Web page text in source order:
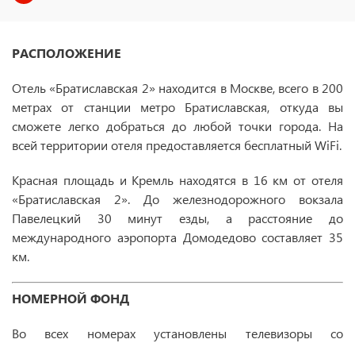
РАСПОЛОЖЕНИЕ
Отель «Братиславская 2» находится в Москве, всего в 200
метрах от станции метро Братиславская, откуда вы
сможете легко добраться до любой точки города. На
всей территории отеля предоставляется бесплатный WiFi.
Красная площадь и Кремль находятся в 16 км от отеля
«Братиславская 2». До железнодорожного вокзала
Павелецкий 30 минут езды, а расстояние до
международного аэропорта Домодедово составляет 35
км.
НОМЕРНОЙ ФОНД
Во всех номерах установлены телевизоры со